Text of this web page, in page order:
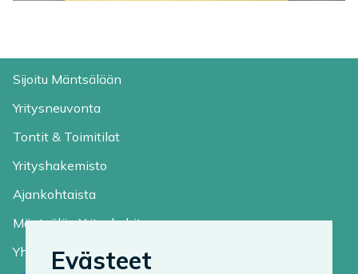
Sijoitu Mäntsälään
Yritysneuvonta
Tontit & Toimitilat
Yrityshakemisto
Ajankohtaista
Mäntsälän Yrityskehitys
YhteystiedotEvästeet